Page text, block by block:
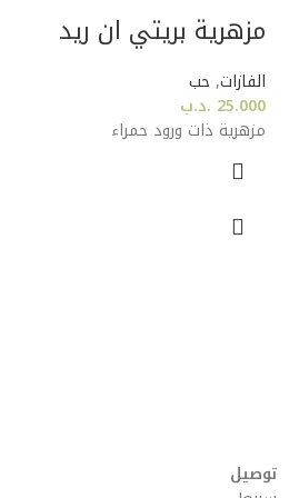
مزهرية بريتي ان ريد
الفازات, حب
25.000 .د.ب
مزهرية ذات ورود حمراء
توصيل